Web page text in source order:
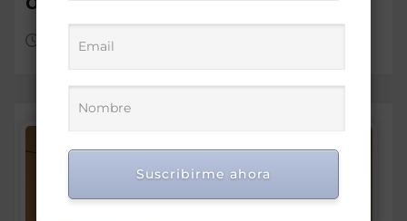
Ago 7, 2026
Suscribirme ahora